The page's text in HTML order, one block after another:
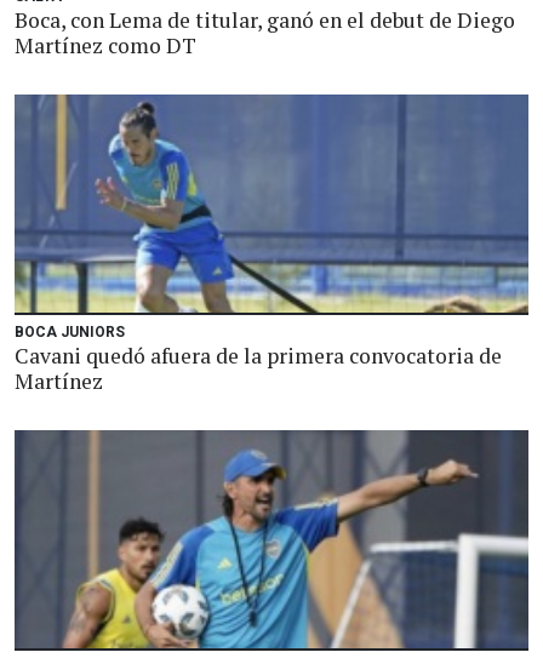
Boca, con Lema de titular, ganó en el debut de Diego
Martínez como DT
BOCA JUNIORS
Cavani quedó afuera de la primera convocatoria de
Martínez